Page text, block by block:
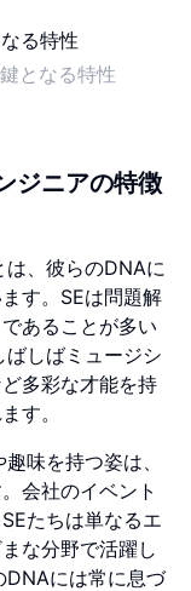
となる特性
ジニアの特徴
は、彼らのDNAに
す。SEは問題解
あることが多い
しばミュージシ
多彩な才能を持
す。
味を持つ姿は、
会社のイベント
たちは単なるエ
な分野で活躍し
DNAには常に息づ